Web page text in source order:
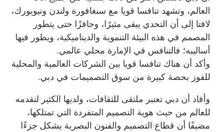
العالم، وتشهد تنافسا قويا مع سنغافورة ولندن ونيويورك،
لافتا إلى أن التحدي يبقى مثيرًا، وحافزًا حتى يتطور
المصمم في هذه البيئة التنموية والديناميكية، ويطور فيها
أساليبه؛ فالتنافس في الإمارة محلي عالمي.
وأكد أن هناك تنافسا قويا بين الشركات العالمية والمحلية
للفوز بحصة كبيرة من سوق التصميمات في دبي.
وأفاد أن دبي تعتبر ملتقى للثقافات، ولديها الكثير لتقدمه
للعالم من حيث هوية التصميم المتفردة التي تمتلكها،
مضيفًا أن قطاع التصميم والفنون البصرية يشكل جزءًا